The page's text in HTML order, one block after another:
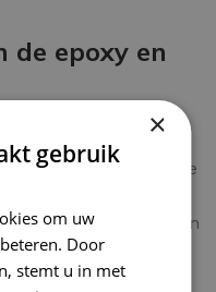
de epoxy en
leverbaar en
heeft deze keuze
een aantal
keuze te kunnen
bij uw wensen.
×
gebruik
om uw
Door
stemt u in met